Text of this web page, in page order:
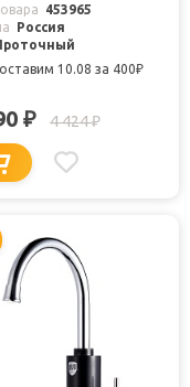
453965
Россия
10.08 за 400₽
₽ 4 424₽